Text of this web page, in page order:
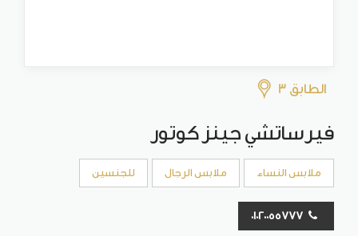
الطابق 3
فيرساتشي جينز كوتور
ملابس النساء ملابس الرجال للجنسين